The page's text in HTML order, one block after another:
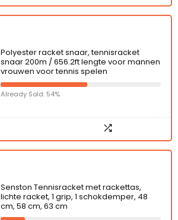
Polyester racket snaar, tennisracket
snaar 200m / 656.2ft lengte voor mannen
vrouwen voor tennis spelen
Already Sold: 54%
Senston Tennisracket met rackettas,
lichte racket, 1 grip, 1 schokdemper, 48
cm, 58 cm, 63 cm